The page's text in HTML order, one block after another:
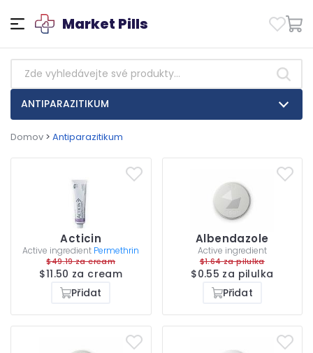
Market Pills
ANTIPARAZITIKUM
Domov > Antiparazitikum
Acticin
Active ingredient Permethrin
$49.19 za cream
$11.50 za cream
Přidat
Albendazole
Active ingredient
$1.64 za pilulka
$0.55 za pilulka
Přidat